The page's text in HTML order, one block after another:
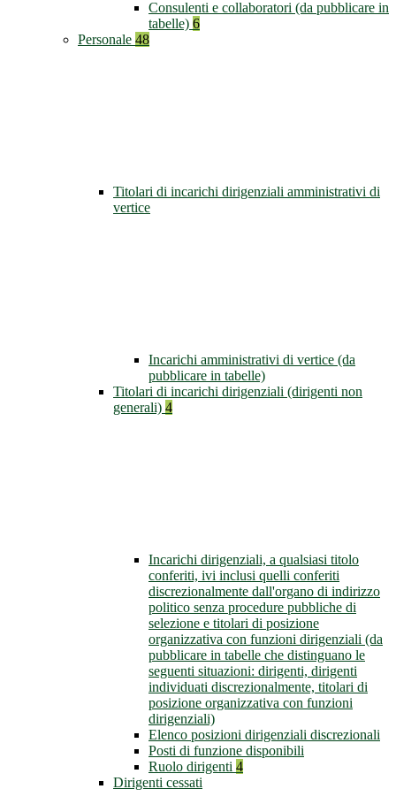
Consulenti e collaboratori (da pubblicare in
tabelle) 6
Personale 48
Titolari di incarichi dirigenziali amministrativi di
vertice
Incarichi amministrativi di vertice (da
pubblicare in tabelle)
Titolari di incarichi dirigenziali (dirigenti non
generali) 4
Incarichi dirigenziali, a qualsiasi titolo
conferiti, ivi inclusi quelli conferiti
discrezionalmente dall'organo di indirizzo
politico senza procedure pubbliche di
selezione e titolari di posizione
organizzativa con funzioni dirigenziali (da
pubblicare in tabelle che distinguano le
seguenti situazioni: dirigenti, dirigenti
individuati discrezionalmente, titolari di
posizione organizzativa con funzioni
dirigenziali)
Elenco posizioni dirigenziali discrezionali
Posti di funzione disponibili
Ruolo dirigenti 4
Dirigenti cessati